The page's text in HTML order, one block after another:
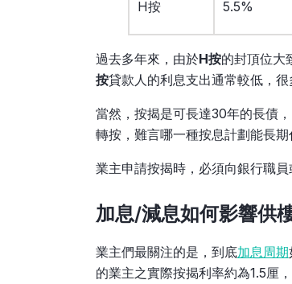
H按 5.5%
過去多年來，由於H按的封頂位大
按貸款人的利息支出通常較低，很
當然，按揭是可長達30年的長債，
轉按，難言哪一種按息計劃能長期
業主申請按揭時，必須向銀行職
加息/減息如何影響供
業主們最關注的是，到底加息周期
的業主之實際按揭利率約為1.5厘